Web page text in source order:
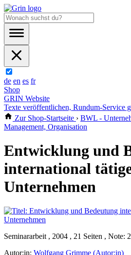
de en es fr
Shop
GRIN Website
Texte veröffentlichen, Rundum-Service
Zur Shop-Startseite › BWL -
Management, Organisation
Entwicklung und
international
Unternehmen
Seminararbeit , 2004 , 21 Seiten , Note:
Autor:in: Wolfgang Grimme (Autor:in)